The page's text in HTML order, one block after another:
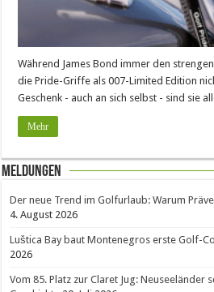
Während James Bond immer den
die Pride-Griffe als 007-Limited Edition
Geschenk - auch an sich selbst - sind sie
Mehr
Meldungen
Der neue Trend im Golfurlaub: Warum
4. August 2026
Luštica Bay baut Montenegros erste Golf-
2026
Vom 85. Platz zur Claret Jug: Neuseeländer